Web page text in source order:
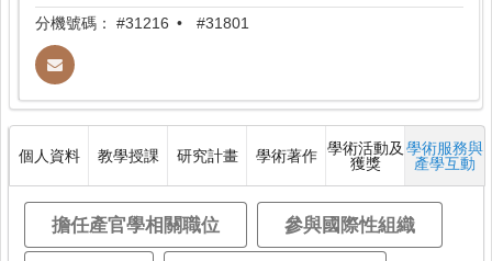
分機號碼： #31216 #31801
個人資料 教學授課 研究計畫 學術著作 學術活動及
獲獎
學術服務與
產學互動
擔任產官學相關職位 參與國際性組織